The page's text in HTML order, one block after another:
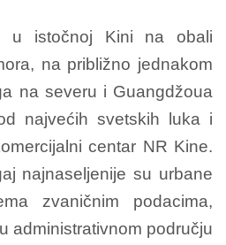
u istočnoj Kini na obali
na približno jednakom
na severu i Guangdžoua
najvećih svetskih luka i
centar NR Kine.
najnaseljenije su urbane
zvaničnim podacima,
administrativnom području